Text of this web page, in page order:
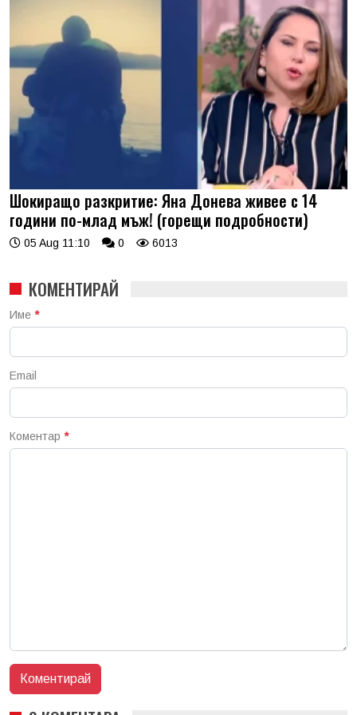
Шокиращо разкритие: Яна Донева живее с 14
години по-млад мъж! (горещи подробности)
05 Aug 11:10 0 6013
КОМЕНТИРАЙ
Име *
Email
Коментар *